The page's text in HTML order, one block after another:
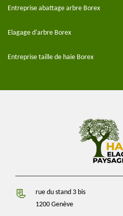
Entreprise abattage arbre Borex
Elagage d'arbre Borex
Entreprise taille de haie Borex
rue du stand 3 bis
1200 Genève